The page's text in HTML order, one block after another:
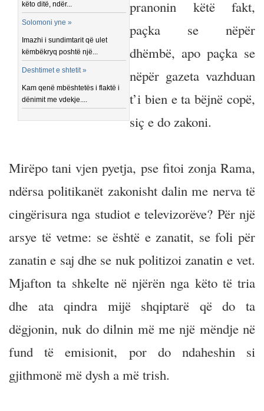
këto ditë, ndër...
Solomoni yne »
Imazhi i sundimtarit që ulet
këmbëkryq poshtë një...
Deshtimet e shtetit »
Kam qenë mbështetës i flaktë i
dënimit me vdekje....
pranonin këtë fakt,
paçka se nëpër
dhëmbë, apo paçka se
nëpër gazeta vazhduan
t’i bien e ta bëjnë copë,
siç e do zakoni.
Mirëpo tani vjen pyetja, pse fitoi zonja Rama,
ndërsa politikanët zakonisht dalin me nerva të
cingërisura nga studiot e televizorëve? Për një
arsye të vetme: se është e zanatit, se foli për
zanatin e saj dhe se nuk politizoi zanatin e vet.
Mjafton ta shkelte në njërën nga këto të tria
dhe ata qindra mijë shqiptarë që do ta
dëgjonin, nuk do dilnin më me një mëndje në
fund të emisionit, por do ndaheshin si
gjithmonë më dysh a më trish.